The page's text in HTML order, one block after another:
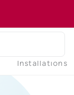
Installations